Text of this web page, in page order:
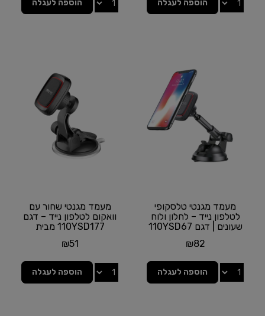
הוספה לעגלה הוספה לעגלה
מעמד מגנטי טלסקופי
לטלפון נייד – לחלון ולוח
שעונים | דגם 110YSD67
₪82
הוספה לעגלה
מעמד מגנטי שחור עם
וואקום לטלפון נייד – דגם
110YSD177 מבית
₪51
הוספה לעגלה